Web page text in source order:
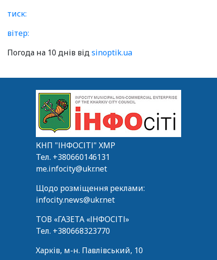
тиск:
вітер:
Погода на 10 днів відsinoptik.ua
КНП "ІНФОСІТІ" ХМР
Тел. +380660146131
me.infocity@ukr.net
Щодо розміщення реклами:
infocity.news@ukr.net
ТОВ «ГАЗЕТА «ІНФОСІТІ»
Тел. +380668323770
Харків, м-н. Павлівський, 10